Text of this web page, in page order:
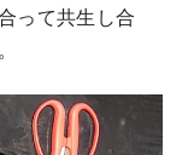
って共生し合